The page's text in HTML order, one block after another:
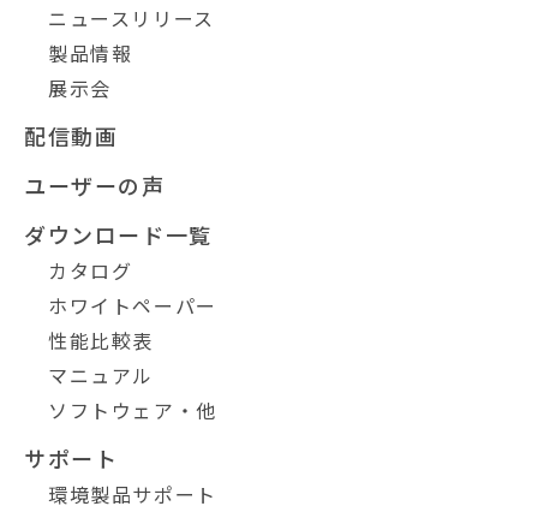
ニュースリリース
製品情報
展示会
配信動画
ユーザーの声
ダウンロード一覧
カタログ
ホワイトペーパー
性能比較表
マニュアル
ソフトウェア・他
サポート
環境製品サポート